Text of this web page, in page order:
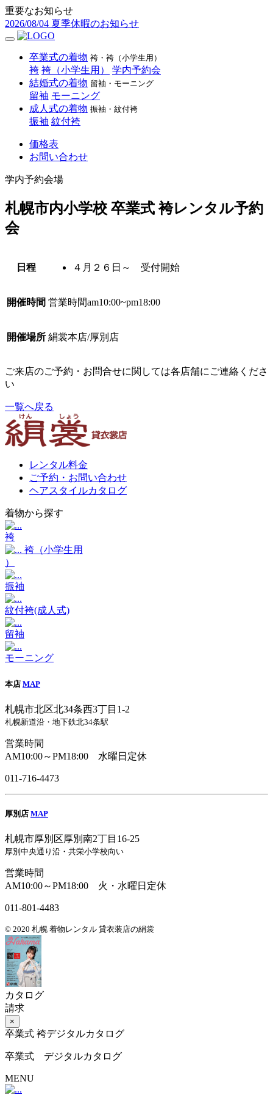
重要なお知らせ
2026/08/04 夏季休暇のお知らせ
卒業式の着物 袴・袴（小学生用）
袴 袴（小学生用）
学内予約会
結婚式の着物 留袖・モーニング
留袖 モーニング
成人式の着物 振袖・紋付袴
振袖 紋付袴
価格表
お問い合わせ
学内予約会場
札幌市内小学校 卒業式 袴レンタル予約
会
日程 ４月２６日～ 受付開始
開催時間 営業時間am10:00~pm18:00
開催場所 絹裳本店/厚別店
ご来店のご予約・お問合せに関しては各店舗にご連絡くださ
い
一覧へ戻る
レンタル料金
ご予約・お問い合わせ
ヘアスタイルカタログ
着物から探す
袴
袴（小学生用
）
振袖
紋付袴(成人式)
留袖
モーニング
本店 MAP
札幌市北区北34条西3丁目1-2
札幌新道沿・地下鉄北34条駅
営業時間
AM10:00～PM18:00 水曜日定休
011-716-4473
厚別店 MAP
札幌市厚別区厚別南2丁目16-25
厚別中央通り沿・共栄小学校向い
営業時間
AM10:00～PM18:00 火・水曜日定休
011-801-4483
© 2020 札幌 着物レンタル 貸衣装店の絹裳
カタログ
請求
×
卒業式 袴デジタルカタログ
卒業式 デジタルカタログ
MENU